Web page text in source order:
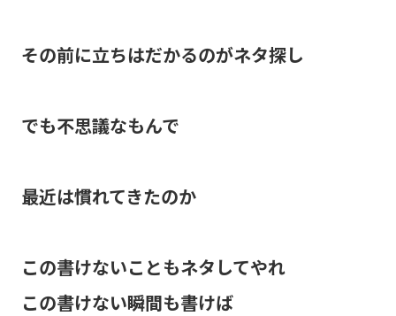
その前に立ちはだかるのがネタ探し
でも不思議なもんで
最近は慣れてきたのか
この書けないこともネタしてやれ
この書けない瞬間も書けば